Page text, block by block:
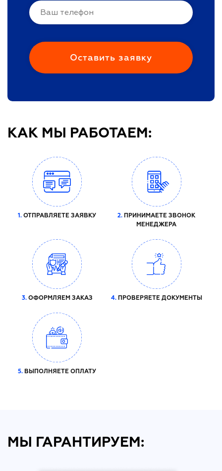
КАК МЫ РАБОТАЕМ:
1. ОТПРАВЛЯЕТЕ ЗАЯВКУ 2. ПРИНИМАЕТЕ ЗВОНОК
МЕНЕДЖЕРА
3.ОФОРМЛЯЕМ ЗАКАЗ 4.ПРОВЕРЯЕТЕ ДОКУМЕНТЫ
5. ВЫПОЛНЯЕТЕ ОПЛАТУ
МЫ ГАРАНТИРУЕМ: